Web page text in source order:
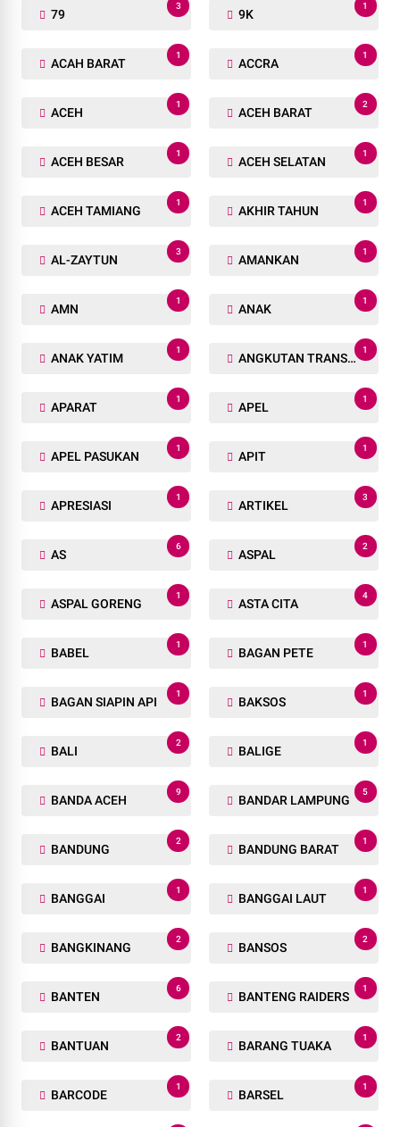
79
3
9K
1
ACAH BARAT
1
ACCRA
1
ACEH
1
ACEH BARAT
2
ACEH BESAR
1
ACEH SELATAN
1
ACEH TAMIANG
1
AKHIR TAHUN
1
AL-ZAYTUN
3
AMANKAN
1
AMN
1
ANAK
1
ANAK YATIM
1
ANGKUTAN TRANSPORTASI
1
APARAT
1
APEL
1
APEL PASUKAN
1
APIT
1
APRESIASI
1
ARTIKEL
3
AS
6
ASPAL
2
ASPAL GORENG
1
ASTA CITA
4
BABEL
1
BAGAN PETE
1
BAGAN SIAPIN API
1
BAKSOS
1
BALI
2
BALIGE
1
BANDA ACEH
9
BANDAR LAMPUNG
5
BANDUNG
2
BANDUNG BARAT
1
BANGGAI
1
BANGGAI LAUT
1
BANGKINANG
2
BANSOS
2
BANTEN
6
BANTENG RAIDERS
1
BANTUAN
2
BARANG TUAKA
1
BARCODE
1
BARSEL
1